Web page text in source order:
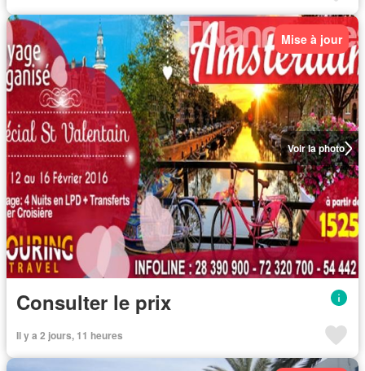
Voir la photo
Mise à jour
Consulter le prix
Il y a 2 jours, 11 heures